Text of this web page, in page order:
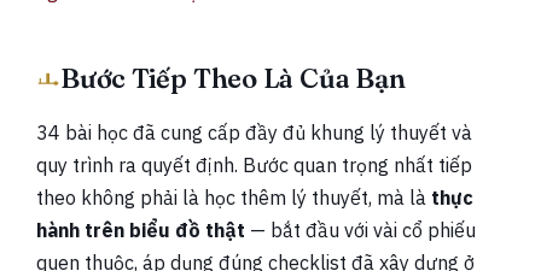
Bước Tiếp Theo Là Của Bạn
34 bài học đã cung cấp đầy đủ khung lý thuyết và
quy trình ra quyết định. Bước quan trọng nhất tiếp
theo không phải là học thêm lý thuyết, mà là thực
hành trên biểu đồ thật — bắt đầu với vài cổ phiếu
quen thuộc, áp dụng đúng checklist đã xây dựng ở